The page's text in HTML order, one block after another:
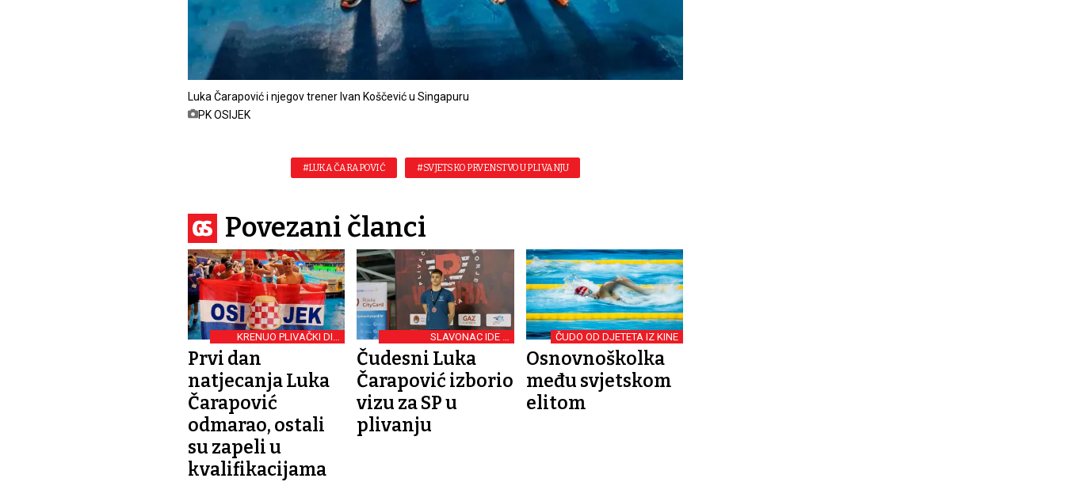
Luka Čarapović i njegov trener Ivan Koščević u Singapuru
PK OSIJEK
#LUKA ČARAPOVIĆ #SVJETSKO PRVENSTVO U PLIVANJU
Povezani članci
KRENUO PLIVAČKI DIO
NATJECANJA
Prvi dan
natjecanja Luka
Čarapović
odmarao, ostali
su zapeli u
kvalifikacijama
SLAVONAC IDE U
SINGAPUR
Čudesni Luka
Čarapović izborio
vizu za SP u
plivanju
ČUDO OD DJETETA IZ KINE
Osnovnoškolka
među svjetskom
elitom